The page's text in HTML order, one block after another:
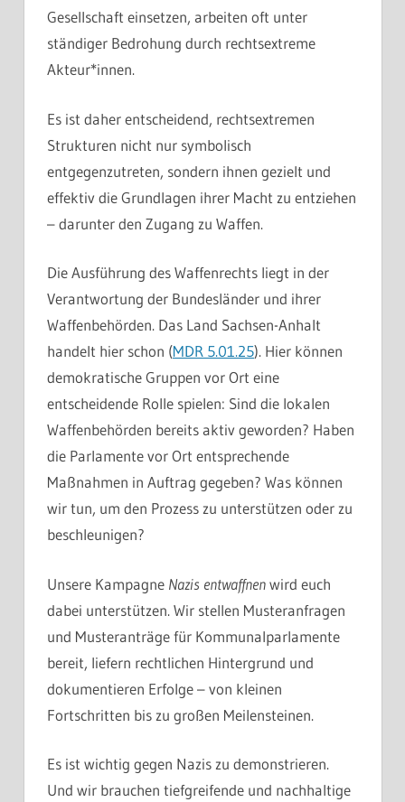
Gesellschaft einsetzen, arbeiten oft unter
ständiger Bedrohung durch rechtsextreme
Akteur*innen.
Es ist daher entscheidend, rechtsextremen
Strukturen nicht nur symbolisch
entgegenzutreten, sondern ihnen gezielt und
effektiv die Grundlagen ihrer Macht zu entziehen
– darunter den Zugang zu Waffen.
Die Ausführung des Waffenrechts liegt in der
Verantwortung der Bundesländer und ihrer
Waffenbehörden. Das Land Sachsen-Anhalt
handelt hier schon (MDR 5.01.25). Hier können
demokratische Gruppen vor Ort eine
entscheidende Rolle spielen: Sind die lokalen
Waffenbehörden bereits aktiv geworden? Haben
die Parlamente vor Ort entsprechende
Maßnahmen in Auftrag gegeben? Was können
wir tun, um den Prozess zu unterstützen oder zu
beschleunigen?
Unsere Kampagne Nazis entwaffnenwird euch
dabei unterstützen. Wir stellen Musteranfragen
und Musteranträge für Kommunalparlamente
bereit, liefern rechtlichen Hintergrund und
dokumentieren Erfolge – von kleinen
Fortschritten bis zu großen Meilensteinen.
Es ist wichtig gegen Nazis zu demonstrieren.
Und wir brauchen tiefgreifende und nachhaltige